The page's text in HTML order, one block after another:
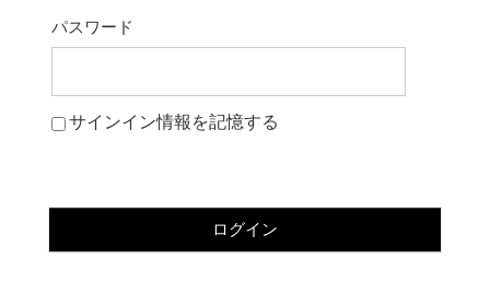
パスワード
サインイン情報を記憶する
ログイン